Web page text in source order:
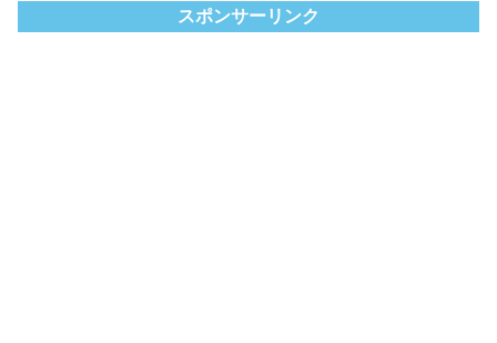
スポンサーリンク